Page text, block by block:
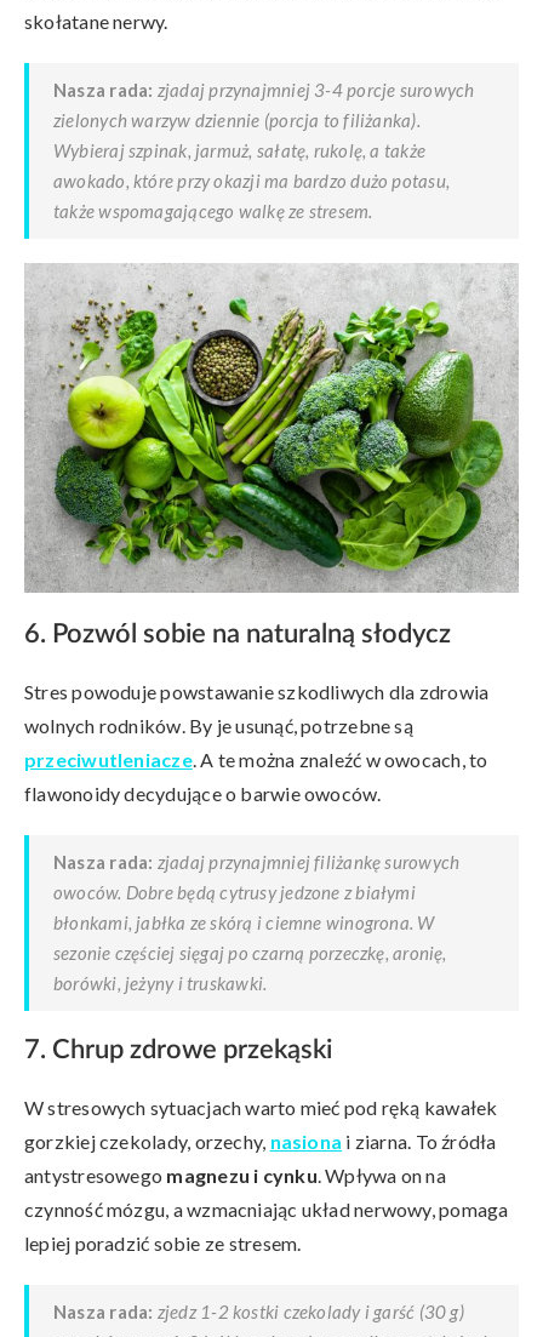
skołatane nerwy.
Nasza rada: zjadaj przynajmniej 3-4 porcje surowych
zielonych warzyw dziennie (porcja to filiżanka).
Wybieraj szpinak, jarmuż, sałatę, rukolę, a także
awokado, które przy okazji ma bardzo dużo potasu,
także wspomagającego walkę ze stresem.
6. Pozwól sobie na naturalną słodycz
Stres powoduje powstawanie szkodliwych dla zdrowia
wolnych rodników. By je usunąć, potrzebne są
przeciwutleniacze. A te można znaleźć w owocach, to
flawonoidy decydujące o barwie owoców.
Nasza rada: zjadaj przynajmniej filiżankę surowych
owoców. Dobre będą cytrusy jedzone z białymi
błonkami, jabłka ze skórą i ciemne winogrona. W
sezonie częściej sięgaj po czarną porzeczkę, aronię,
borówki, jeżyny i truskawki.
7. Chrup zdrowe przekąski
W stresowych sytuacjach warto mieć pod ręką kawałek
gorzkiej czekolady, orzechy, nasiona i ziarna. To źródła
antystresowego magnezu i cynku. Wpływa on na
czynność mózgu, a wzmacniając układ nerwowy, pomaga
lepiej poradzić sobie ze stresem.
Nasza rada: zjedz 1-2 kostki czekolady i garść (30 g)